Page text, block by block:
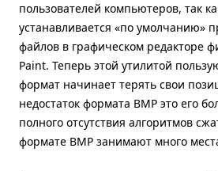
пользователей компьютеров, так
устанавливается «по умолчанию»
файлов в графическом редакторе
Paint. Теперь этой утилитой
формат начинает терять свои
недостаток формата BMP это его
полного отсутствия алгоритмов
формате BMP занимают много